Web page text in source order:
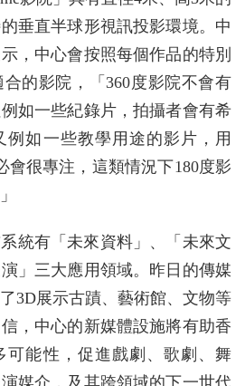
垂直半球形視訊投影環境。中
，中心會按照每個作品的特別
的影院，「360度影院不會有
如一些紀錄片，拍攝者會有希
例如一些教學用途的影片，用
會很專注，這類情況下180度影
統有「未來資料」、「未來文
」三大應用領域。昨日的傳媒
3D展示古蹟、藝術館、文物等
，中心的新媒體設施將有助香
可能性，促進戲劇、歌劇、舞
媒介，及其跨領域的下一世代